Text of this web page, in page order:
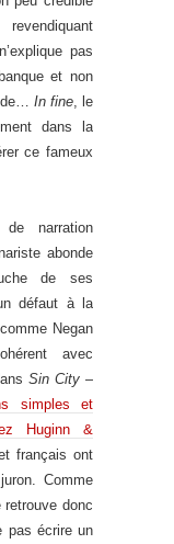
pas
et non
In fine, le
dans la
ce fameux
narration
abonde
de ses
défaut à la
Negan
avec
Sin City –
simples et
Huginn &
français ont
Comme
donc
pas écrire un